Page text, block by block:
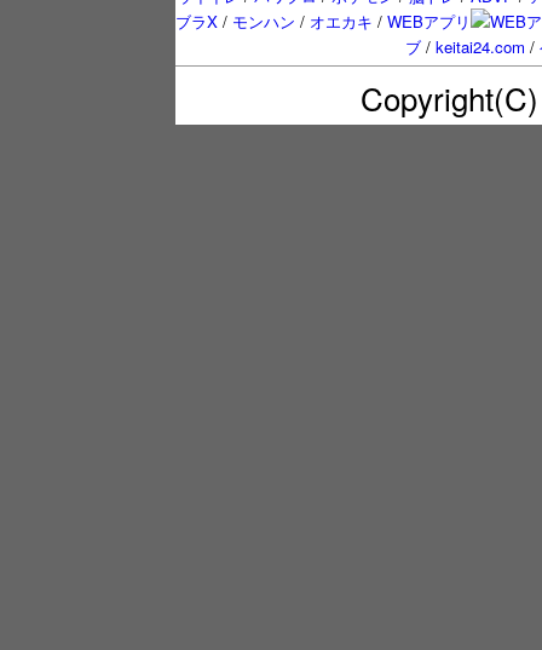
ブラX / モンハン / オエカキ / WEBアプリ
ブ / keitai24.com /